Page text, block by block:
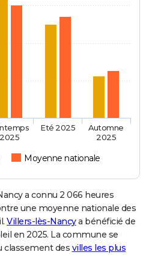
Moyenne nationale
2025
Eté 2025
Automne
2025
a connu 2 066 heures
une moyenne nationale des
Villers-lès-Nancya bénéficié de
en 2025. La commune se
classement des villes les plus